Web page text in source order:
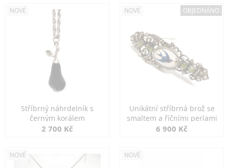
NOVÉ
Stříbrný náhrdelník s
černým korálem
2 700 Kč
NOVÉ OBJEDNÁNO
Unikátní stříbrná brož se
smaltem a říčními perlami
6 900 Kč
NOVÉ NOVÉ